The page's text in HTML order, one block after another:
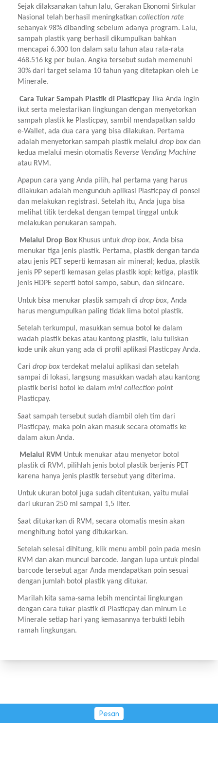
Sejak dilaksanakan tahun lalu, Gerakan Ekonomi Sirkular
Nasional telah berhasil meningkatkan
sebanyak 98% dibanding sebelum adanya program. Lalu,
sampah plastik yang berhasil dikumpulkan bahkan
mencapai 6.300 ton dalam satu tahun atau rata-rata
468.516 kg per bulan. Angka tersebut sudah memenuhi
30% dari target selama 10 tahun yang ditetapkan oleh Le
Minerale.
Cara Tukar Sampah Plastik di Plasticpay Jika Anda ingin
ikut serta melestarikan lingkungan dengan menyetorkan
sampah plastik ke Plasticpay, sambil mendapatkan saldo
e-Wallet, ada dua cara yang bisa dilakukan. Pertama
adalah menyetorkan sampah plastik melalui drop box dan
kedua melalui mesin otomatis Reverse Vending Machine
atau RVM.
Apapun cara yang Anda pilih, hal pertama yang harus
dilakukan adalah mengunduh aplikasi Plasticpay di ponsel
dan melakukan registrasi. Setelah itu, Anda juga bisa
melihat titik terdekat dengan tempat tinggal untuk
melakukan penukaran sampah.
Melalui Drop Box Khusus untuk drop box, Anda bisa
menukar tiga jenis plastik. Pertama, plastik dengan tanda
atau jenis PET seperti kemasan air mineral; kedua, plastik
jenis PP seperti kemasan gelas plastik kopi; ketiga, plastik
jenis HDPE seperti botol sampo, sabun, dan skincare.
Untuk bisa menukar plastik sampah di drop box, Anda
harus mengumpulkan paling tidak lima botol plastik.
Setelah terkumpul, masukkan semua botol ke dalam
wadah plastik bekas atau kantong plastik, lalu tuliskan
kode unik akun yang ada di profil aplikasi Plasticpay Anda.
Cari drop box terdekat melalui aplikasi dan setelah
sampai di lokasi, langsung masukkan wadah atau kantong
plastik berisi botol ke dalam
mini collection point
Plasticpay.
Saat sampah tersebut sudah diambil oleh tim dari
Plasticpay, maka poin akan masuk secara otomatis ke
dalam akun Anda.
Melalui RVM Untuk menukar atau menyetor botol
plastik di RVM, pilihlah jenis botol plastik berjenis PET
karena hanya jenis plastik tersebut yang diterima.
Untuk ukuran botol juga sudah ditentukan, yaitu mulai
dari ukuran 250 ml sampai 1,5 liter.
Saat ditukarkan di RVM, secara otomatis mesin akan
menghitung botol yang ditukarkan.
Setelah selesai dihitung, klik menu ambil poin pada mesin
RVM dan akan muncul barcode. Jangan lupa untuk pindai
barcode tersebut agar Anda mendapatkan poin sesuai
dengan jumlah botol plastik yang ditukar.
Marilah kita sama-sama lebih mencintai lingkungan
dengan cara tukar plastik di Plasticpay dan minum Le
Minerale setiap hari yang kemasannya terbukti lebih
ramah lingkungan.
Pesan